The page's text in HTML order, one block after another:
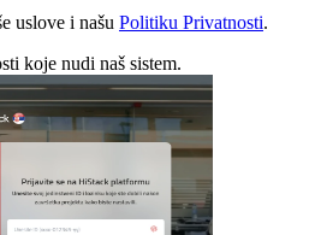
uslove i našu Politiku Privatnosti.
koje nudi naš sistem.